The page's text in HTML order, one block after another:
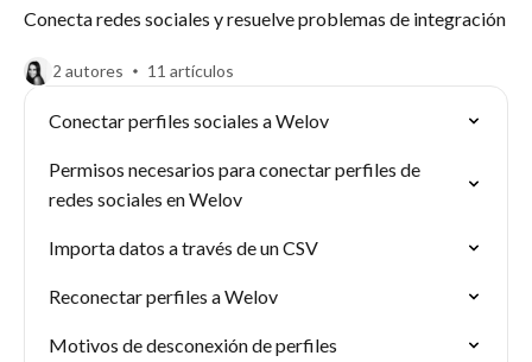
Conecta redes sociales y resuelve problemas de integración
2 autores 11 artículos
Conectar perfiles sociales a Welov
Permisos necesarios para conectar perfiles de
redes sociales en Welov
Importa datos a través de un CSV
Reconectar perfiles a Welov
Motivos de desconexión de perfiles